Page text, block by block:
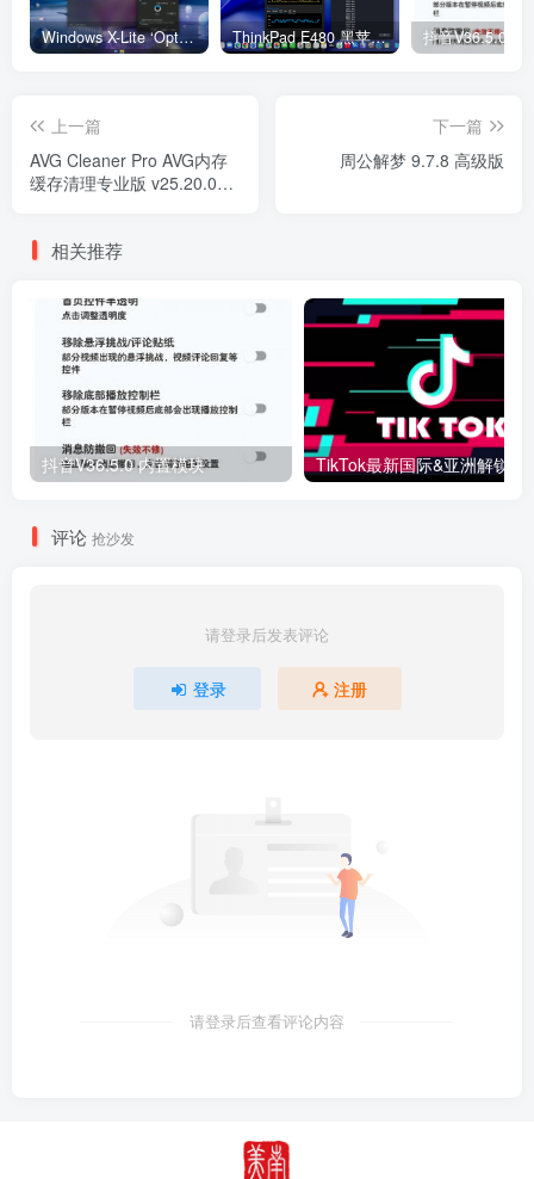
Windows X-Lite ‘Optimum 11’ 25H2 Pro v2 ThinkPad E480 黑苹果完美Tahoe的EFI分享（2026.03.01更新） 抖音V36.5.0 内
上一篇
AVG Cleaner Pro AVG内存
缓存清理专业版 v25.20.0高
下一篇
周公解梦 9.7.8 高级版
相关推荐
抖音V36.5.0 内置模块
评论 抢沙发
请登录后发表评论
登录 注册
请登录后查看评论内容